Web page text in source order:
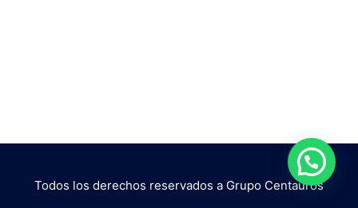
Todos los derechos reservados a Grupo Centauros